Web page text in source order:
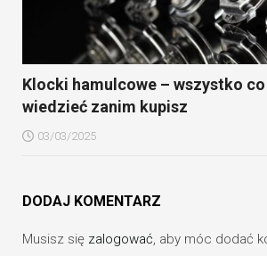
Klocki hamulcowe – wszystko
wiedzieć zanim kupisz
03/03/2025
DODAJ KOMENTARZ
Musisz się zalogować, aby móc dodać